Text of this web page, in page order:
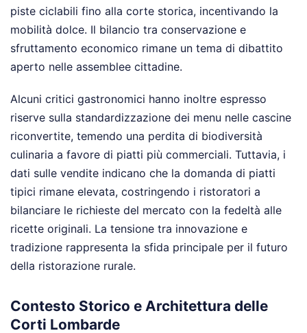
piste ciclabili fino alla corte storica, incentivando la
mobilità dolce. Il bilancio tra conservazione e
sfruttamento economico rimane un tema di dibattito
aperto nelle assemblee cittadine.
Alcuni critici gastronomici hanno inoltre espresso
riserve sulla standardizzazione dei menu nelle cascine
riconvertite, temendo una perdita di biodiversità
culinaria a favore di piatti più commerciali. Tuttavia, i
dati sulle vendite indicano che la domanda di piatti
tipici rimane elevata, costringendo i ristoratori a
bilanciare le richieste del mercato con la fedeltà alle
ricette originali. La tensione tra innovazione e
tradizione rappresenta la sfida principale per il futuro
della ristorazione rurale.
Contesto Storico e Architettura delle
Corti Lombarde